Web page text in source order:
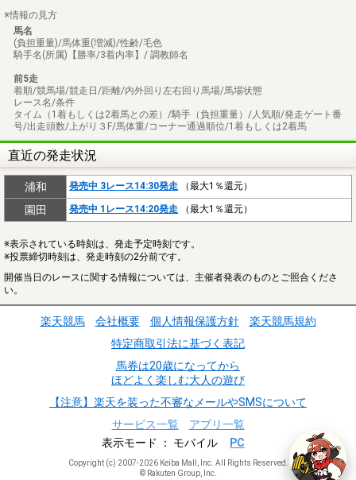
※情報の見方
馬名
(負担重量)/馬体重(増減)/性齢/毛色
騎手名(所属)【勝率/3着内率】/ 調教師名
前5走
着順/競馬場/競走日/距離/内外回り左右回り馬場/馬場状態
レース名/条件
タイム（1着もしくは2着馬との差）/騎手（負担重量）/人気順/発走ゲート番
号/出走頭数/上がり３F/馬体重/コーナー通過順位/1着もしくは2着馬
直近の発走状況
浦和 発売中 3レース14:30発走 （最大1％還元）
園田 発売中 1レース14:20発走 （最大1％還元）
※表示されている時刻は、発走予定時刻です。
※投票締切時刻は、発走時刻の2分前です。
開催当日のレースに関する情報については、主催者発表のものとご照合くださ
い。
楽天競馬 会社概要 個人情報保護方針
楽天競馬規約
特定商取引法に基づく表記
馬券は20歳になってから
ほどよく楽しむ大人の遊び
【注意】楽天を装った不審なメールやSMSについて
サービス一覧
アプリ一覧
表示モード
モバイル PC
Copyright (c) 2007-2026 Keiba Mall, Inc. All Rights Reserved.
© Rakuten Group, Inc.